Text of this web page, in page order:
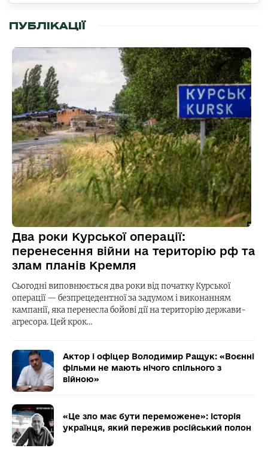
ПУБЛІКАЦІЇ
Два роки Курської операції:
перенесення війни на територію рф та
злам планів Кремля
Сьогодні виповнюється два роки від початку Курської
операції — безпрецедентної за задумом і виконанням
кампанії, яка перенесла бойові дії на територію держави-
агресора. Цей крок…
Актор і офіцер Володимир Ращук: «Воєнні
фільми не мають нічого спільного з
війною»
«Це зло має бути переможене»: історія
українця, який пережив російський полон